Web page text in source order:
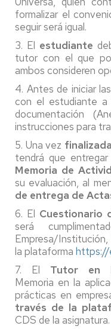
formalizar el
seguir será igual.
3. El estudiante
tutor con el que
ambos consideren
4. Antes de iniciar
con el estudiante
documentación
instrucciones para
5. Una vez
tendrá que
Memoria de
su evaluación, al
de entrega de
6. El Cuestionario
será
Empresa/
la plataforma https://
7. El Tutor en
Memoria en la
prácticas en
través de la
CDS de la asignatura.